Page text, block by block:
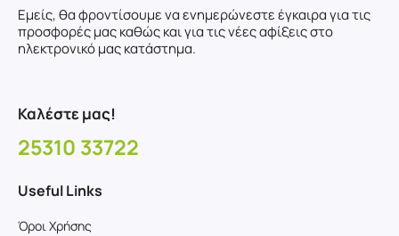
Εμείς, θα φροντίσουμε να ενημερώνεστε έγκαιρα για τις
προσφορές μας καθώς και για τις νέες αφίξεις στο
ηλεκτρονικό μας κατάστημα.
Καλέστε μας!
25310 33722
Useful Links
Όροι Χρήσης